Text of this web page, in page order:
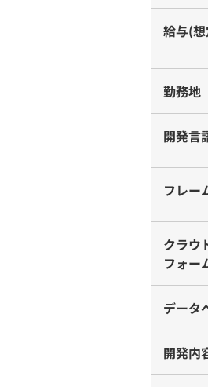
給与(
勤務地
開発言
フレー
クラウ
フォー
データ
開発内